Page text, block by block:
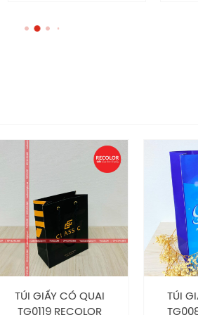
TÚI GIẤY CÓ QUAI
TG0119 RECOLOR
TÚI GIẤY
TG0080